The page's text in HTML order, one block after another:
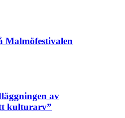
Malmöfestivalen
av
kulturarv”